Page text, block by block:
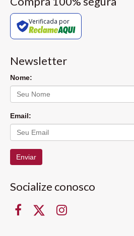
Verificada por
Newsletter
Nome:
Email:
Enviar
Socialize conosco